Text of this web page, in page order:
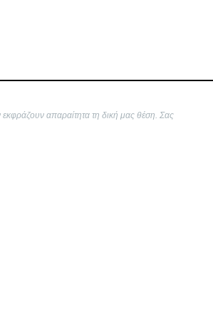
εκφράζουν απαραίτητα τη δική μας θέση. Σας